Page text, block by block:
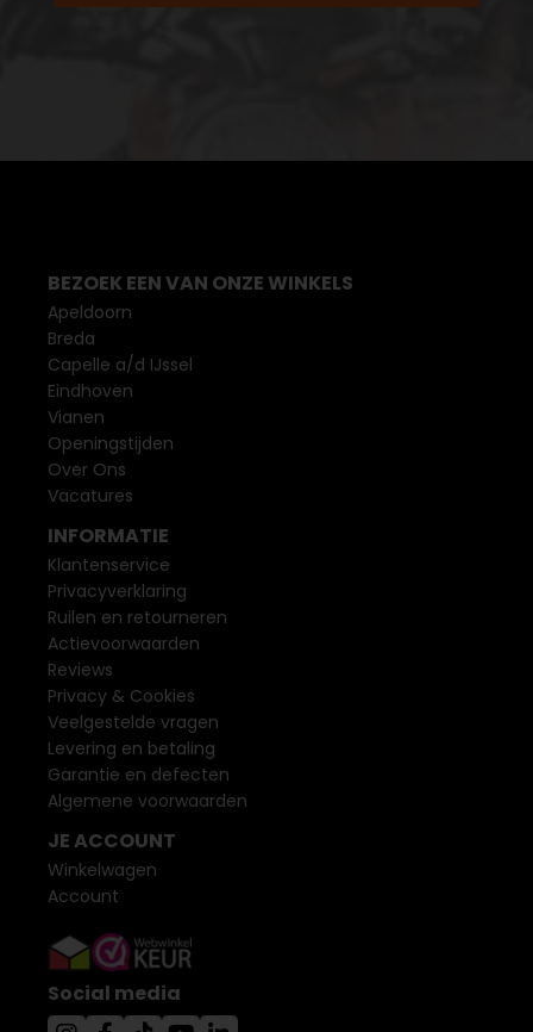
BEZOEK EEN VAN ONZE WINKELS
Apeldoorn
Breda
Capelle a/d IJssel
Eindhoven
Vianen
Openingstijden
Over Ons
Vacatures
INFORMATIE
Klantenservice
Privacyverklaring
Ruilen en retourneren
Actievoorwaarden
Reviews
Privacy & Cookies
Veelgestelde vragen
Levering en betaling
Garantie en defecten
Algemene voorwaarden
JE ACCOUNT
Winkelwagen
Account
Social media